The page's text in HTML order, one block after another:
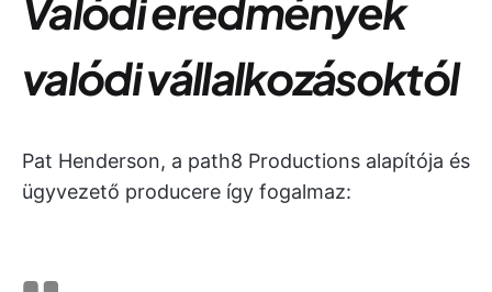
valódi vállalkozásoktól
Pat Henderson, a path8 Productions alapítója és
ügyvezető producere így fogalmaz: